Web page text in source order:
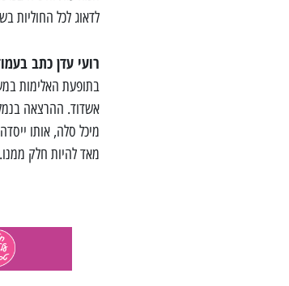
לדאוג לכל החוליות
רועי עדן כתב
בתופעת האלימות
מאד להיות חלק